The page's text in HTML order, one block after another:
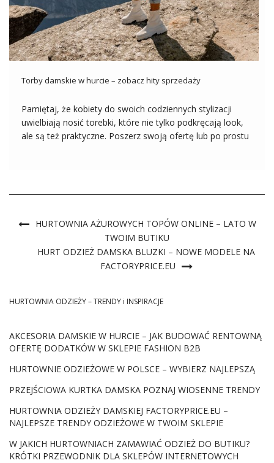
Torby damskie w hurcie – zobacz hity sprzedaży
Pamiętaj, że kobiety do swoich codziennych stylizacji
uwielbiają nosić torebki, które nie tylko podkręcają look,
ale są też praktyczne. Poszerz swoją ofertę lub po prostu
HURTOWNIA AŻUROWYCH TOPÓW ONLINE – LATO W
TWOIM BUTIKU
HURT ODZIEŻ DAMSKA BLUZKI – NOWE MODELE NA
FACTORYPRICE.EU
HURTOWNIA ODZIEŻY – TRENDY i INSPIRACJE
AKCESORIA DAMSKIE W HURCIE – JAK BUDOWAĆ RENTOWNĄ
OFERTĘ DODATKÓW W SKLEPIE FASHION B2B
HURTOWNIE ODZIEŻOWE W POLSCE – WYBIERZ NAJLEPSZĄ
PRZEJŚCIOWA KURTKA DAMSKA POZNAJ WIOSENNE TRENDY
HURTOWNIA ODZIEŻY DAMSKIEJ FACTORYPRICE.EU –
NAJLEPSZE TRENDY ODZIEŻOWE W TWOIM SKLEPIE
W JAKICH HURTOWNIACH ZAMAWIAĆ ODZIEŻ DO BUTIKU?
KRÓTKI PRZEWODNIK DLA SKLEPÓW INTERNETOWYCH